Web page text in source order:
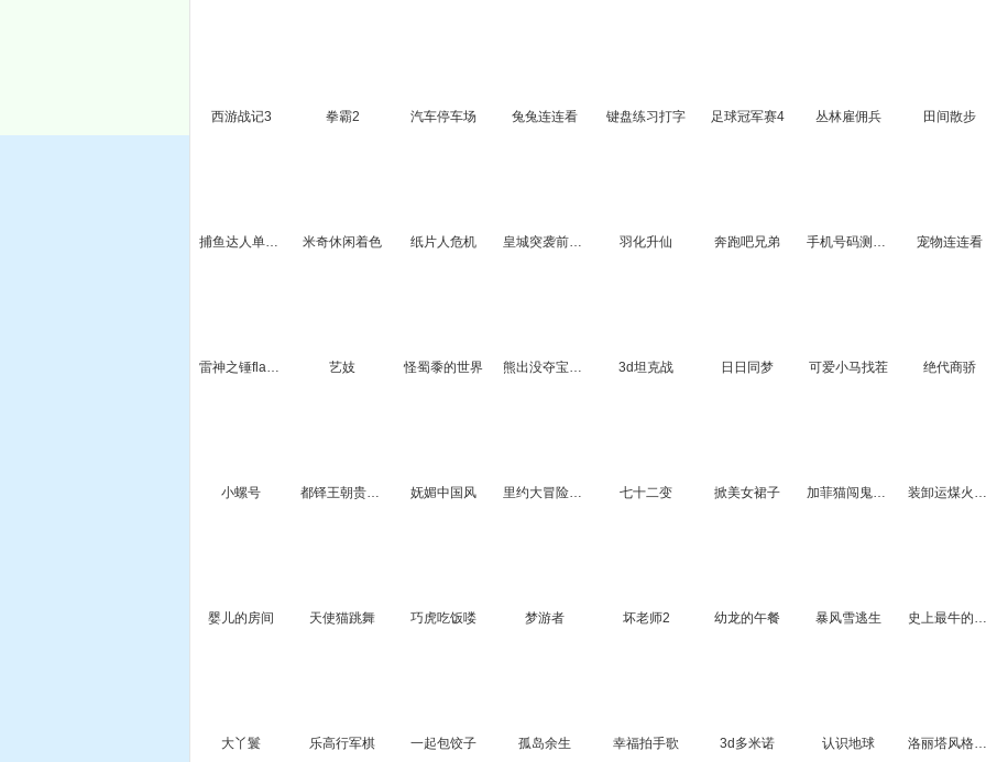
西游战记3 拳霸2 汽车停车场 兔兔连连看 键盘练习打字 足球冠军赛4 丛林雇佣兵 田间散步
捕鱼达人单机版 米奇休闲着色 纸片人危机 皇城突袭前线无敌版 羽化升仙 奔跑吧兄弟 手机号码测吉凶 宠物连连看
雷神之锤flash版 艺妓 怪蜀黍的世界 熊出没夺宝大填色 3d坦克战 日日同梦 可爱小马找茬 绝代商骄
小螺号 都铎王朝贵妇人2 妩媚中国风 里约大冒险找数字2 七十二变 掀美女裙子 加菲猫闯鬼屋2 装卸运煤火车5
婴儿的房间 天使猫跳舞 巧虎吃饭喽 梦游者 坏老师2 幼龙的午餐 暴风雪逃生 史上最牛的游戏3
大丫鬟 乐高行军棋 一起包饺子 孤岛余生 幸福拍手歌 3d多米诺 认识地球 洛丽塔风格装扮